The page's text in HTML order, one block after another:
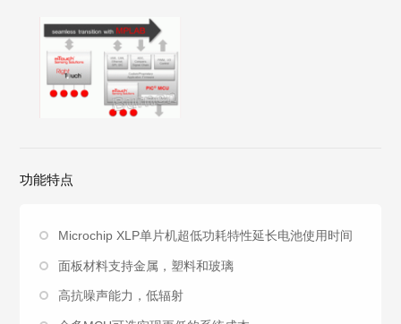
功能特点
Microchip XLP单片机超低功耗特性延长电池使用时间
面板材料支持金属，塑料和玻璃
高抗噪声能力，低辐射